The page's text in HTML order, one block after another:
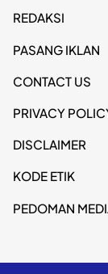
REDAKSI
PASANG IKLAN
CONTACT US
PRIVACY
DISCLAIMER
KODE ETIK
PEDOMAN